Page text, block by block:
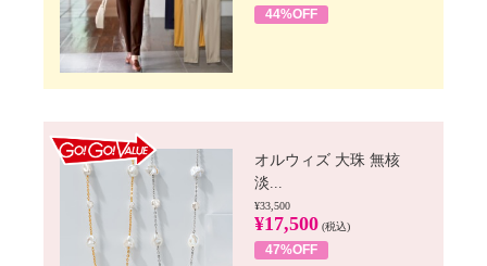
44%OFF
オルウィズ 大珠 無核
淡...
¥33,500
¥17,500 (税込)
47%OFF